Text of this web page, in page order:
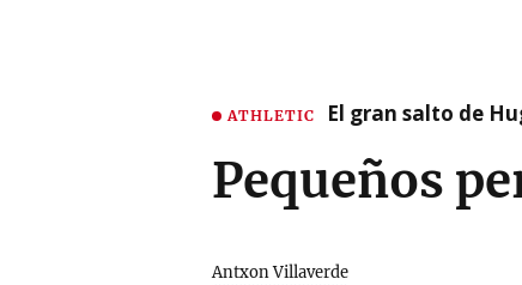
ATHLETIC El gran salto de
Pequeños
Antxon Villaverde